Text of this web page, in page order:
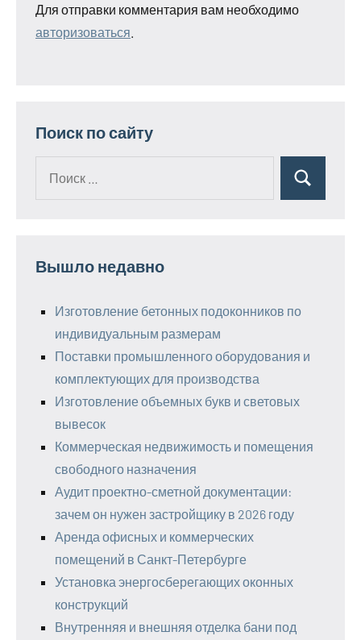
Для отправки комментария вам необходимо
авторизоваться
Поиск по сайту
Поиск
Вышло недавно
Изготовление бетонных подоконников по
индивидуальным размерам
Поставки промышленного оборудования и
комплектующих для производства
Изготовление объемных букв и световых
вывесок
Коммерческая недвижимость и помещения
свободного назначения
Аудит проектно-сметной документации:
зачем он нужен застройщику в 2026 году
Аренда офисных и коммерческих
помещений в Санкт-Петербурге
Установка энергосберегающих оконных
конструкций
Внутренняя и внешняя отделка бани под